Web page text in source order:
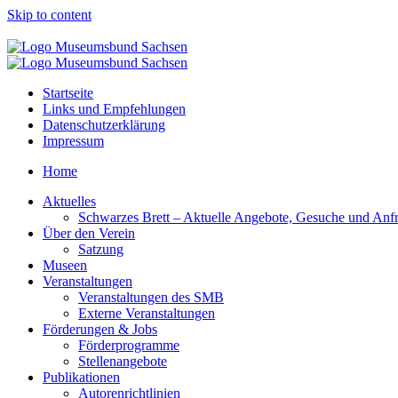
Skip to content
Startseite
Links und Empfehlungen
Datenschutzerklärung
Impressum
Home
Aktuelles
Schwarzes Brett – Aktuelle Angebote, Gesuche und
Über den Verein
Satzung
Museen
Veranstaltungen
Veranstaltungen des SMB
Externe Veranstaltungen
Förderungen & Jobs
Förderprogramme
Stellenangebote
Publikationen
Autorenrichtlinien